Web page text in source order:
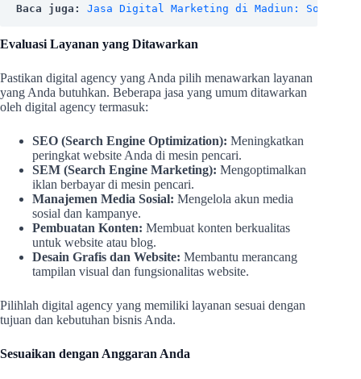
Baca juga: Jasa Digital Marketing di Madiun: Solusi
Evaluasi Layanan yang Ditawarkan
Pastikan digital agency yang Anda pilih menawarkan layanan
yang Anda butuhkan. Beberapa jasa yang umum ditawarkan
oleh digital agency termasuk:
SEO (Search Engine Optimization): Meningkatkan
peringkat website Anda di mesin pencari.
SEM (Search Engine Marketing): Mengoptimalkan
iklan berbayar di mesin pencari.
Manajemen Media Sosial: Mengelola akun media
sosial dan kampanye.
Pembuatan Konten: Membuat konten berkualitas
untuk website atau blog.
Desain Grafis dan Website: Membantu merancang
tampilan visual dan fungsionalitas website.
Pilihlah digital agency yang memiliki layanan sesuai dengan
tujuan dan kebutuhan bisnis Anda.
Sesuaikan dengan Anggaran Anda